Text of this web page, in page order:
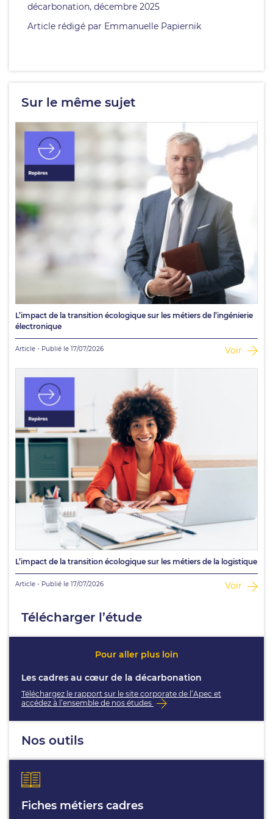
décarbonation, décembre 2025
Article rédigé par Emmanuelle Papiernik
Sur le même sujet
L’impact de la transition écologique sur les métiers de l’ingénierie
électronique
Article - Publié le 17/07/2026 Voir
L’impact de la transition écologique sur les métiers de la logistique
Article - Publié le 17/07/2026 Voir
Télécharger l’étude
Pour aller plus loin
Les cadres au cœur de la décarbonation
Téléchargez le rapport sur le site corporate de l’Apec et
accédez à l’ensemble de nos études
Nos outils
Fiches métiers cadres